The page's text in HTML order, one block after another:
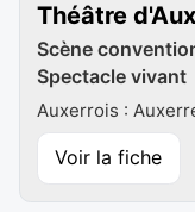
Théâtre
Scène
Spectacle vivant
Auxerrois :
Voir la fiche